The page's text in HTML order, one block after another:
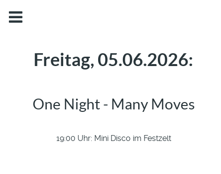
Freitag, 05.06.2026:
One Night - Many Moves
19:00 Uhr: Mini Disco im Festzelt